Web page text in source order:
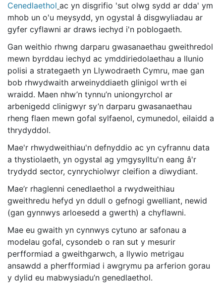
Cenedlaethol ac yn disgrifio 'sut olwg sydd ar dda' ym
mhob un o'u meysydd, yn ogystal â disgwyliadau ar
gyfer cyflawni ar draws iechyd i'n poblogaeth.
Gan weithio rhwng darparu gwasanaethau gweithredol
mewn byrddau iechyd ac ymddiriedolaethau a llunio
polisi a strategaeth yn Llywodraeth Cymru, mae gan
bob rhwydwaith arweinyddiaeth glinigol wrth ei
wraidd. Maen nhw’n tynnu’n uniongyrchol ar
arbenigedd clinigwyr sy’n darparu gwasanaethau
rheng flaen mewn gofal sylfaenol, cymunedol, eilaidd a
thrydyddol.
Mae'r rhwydweithiau'n defnyddio ac yn cyfrannu data
a thystiolaeth, yn ogystal ag ymgysylltu'n eang â'r
trydydd sector, cynrychiolwyr cleifion a diwydiant.
Mae’r rhaglenni cenedlaethol a rwydweithiau
gweithredu hefyd yn ddull o gefnogi gwelliant, newid
(gan gynnwys arloesedd a gwerth) a chyflawni.
Mae eu gwaith yn cynnwys cytuno ar safonau a
modelau gofal, cysondeb o ran sut y mesurir
perfformiad a gweithgarwch, a llywio metrigau
ansawdd a pherfformiad i awgrymu pa arferion gorau
y dylid eu mabwysiadu’n genedlaethol.